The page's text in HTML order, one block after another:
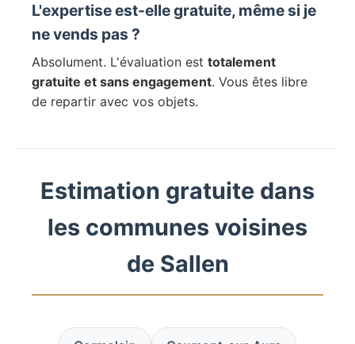
L'expertise est-elle gratuite, même si je
ne vends pas ?
Absolument. L'évaluation est totalement
gratuite et sans engagement. Vous êtes libre
de repartir avec vos objets.
Estimation gratuite dans
les communes voisines
de Sallen